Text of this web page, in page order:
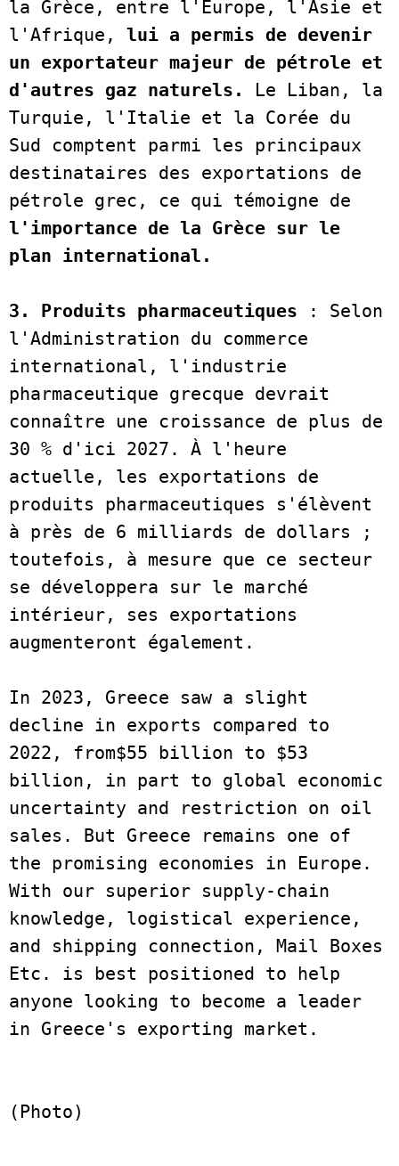
la Grèce, entre l'Europe, l'Asie et
l'Afrique, lui a permis de devenir
un exportateur majeur de pétrole et
d'autres gaz naturels.
Le Liban, la
Turquie, l'Italie et la Corée du
Sud comptent parmi les principaux
destinataires des exportations de
l'importance de la Grèce sur le
plan international.
3. Produits pharmaceutiques
: Selon
l'Administration du commerce
international, l'industrie
pharmaceutique grecque devrait
connaître une croissance de plus de
30 % d'ici 2027. À l'heure
actuelle, les exportations de
produits pharmaceutiques s'élèvent
à près de 6 milliards de dollars ;
toutefois, à mesure que ce secteur
se développera sur le marché
intérieur, ses exportations
augmenteront également.
In 2023, Greece saw a slight
decline in exports compared to
2022, from$55 billion to $53
billion, in part to global economic
uncertainty and restriction on oil
sales. But Greece remains one of
the promising economies in Europe.
With our superior supply-chain
knowledge, logistical experience,
and shipping connection, Mail Boxes
Etc. is best positioned to help
anyone looking to become a leader
in Greece's exporting market.
(Photo)